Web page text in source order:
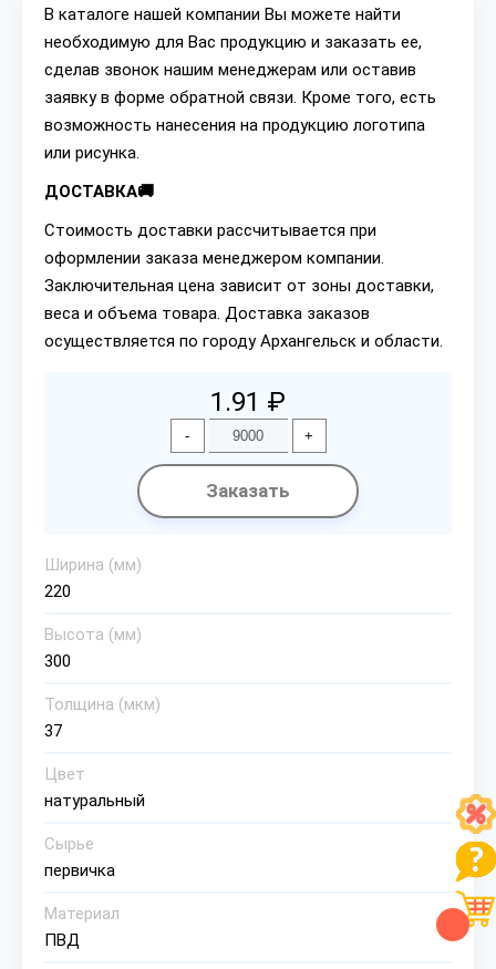
В каталоге нашей компании Вы можете найти
необходимую для Вас продукцию и заказать ее,
сделав звонок нашим менеджерам или оставив
заявку в форме обратной связи. Кроме того, есть
возможность нанесения на продукцию логотипа
или рисунка.
ДОСТАВКА🚚
Стоимость доставки рассчитывается при
оформлении заказа менеджером компании.
Заключительная цена зависит от зоны доставки,
веса и объема товара. Доставка заказов
осуществляется по городу Архангельск и области.
1.91 ₽
- +
Заказать
Ширина (мм)
220
Высота (мм)
300
Толщина (мкм)
37
Цвет
натуральный
Сырье
первичка
Материал
ПВД